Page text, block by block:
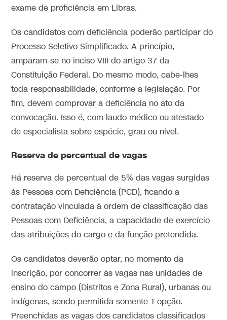
exame de proficiência em Libras.
Os candidatos com deficiência poderão participar do
Processo Seletivo Simplificado. A princípio,
amparam-se no inciso VIII do artigo 37 da
Constituição Federal. Do mesmo modo, cabe-lhes
toda responsabilidade, conforme a legislação. Por
fim, devem comprovar a deficiência no ato da
convocação. Isso é, com laudo médico ou atestado
de especialista sobre espécie, grau ou nível.
Reserva de percentual de vagas
Há reserva de percentual de 5% das vagas surgidas
às Pessoas com Deficiência (PCD), ficando a
contratação vinculada à ordem de classificação das
Pessoas com Deficiência, a capacidade de exercício
das atribuições do cargo e da função pretendida.
Os candidatos deverão optar, no momento da
inscrição, por concorrer às vagas nas unidades de
ensino do campo (Distritos e Zona Rural), urbanas ou
indígenas, sendo permitida somente 1 opção.
Preenchidas as vagas dos candidatos classificados